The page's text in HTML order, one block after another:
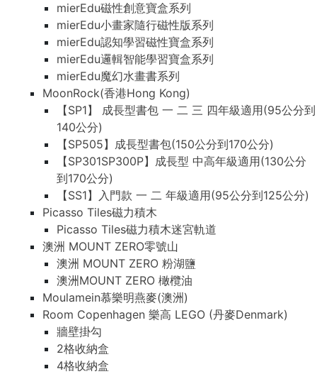
mierEdu磁性創意寶盒系列
mierEdu小畫家隨行磁性版系列
mierEdu認知學習磁性寶盒系列
mierEdu邏輯智能學習寶盒系列
mierEdu魔幻水畫書系列
MoonRock(香港Hong Kong)
【SP1】 成長型書包 一 二 三 四年級適用(95公分到
140公分)
【SP505】成長型書包(150公分到170公分)
【SP301SP300P】成長型 中高年級適用(130公分
到170公分)
【SS1】入門款 一 二 年級適用(95公分到125公分)
Picasso Tiles磁力積木
Picasso Tiles磁力積木迷宮軌道
澳洲 MOUNT ZERO零號山
澳洲 MOUNT ZERO 粉湖鹽
澳洲MOUNT ZERO 橄欖油
Moulamein慕樂明燕麥(澳洲)
Room Copenhagen 樂高 LEGO (丹麥Denmark)
牆壁掛勾
2格收納盒
4格收納盒